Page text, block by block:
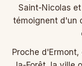
Saint-Nicolas
témoignent d'un
Proche